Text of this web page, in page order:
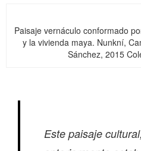
Paisaje vernáculo conformado
y la vivienda maya. Nunkní,
Sánchez, 2015
Este paisaje